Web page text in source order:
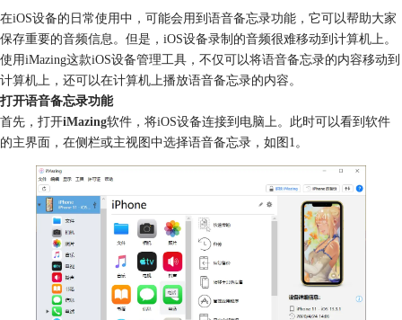
在iOS设备的日常使用中，可能会用到语音备忘录功能，它可以帮助大家
保存重要的音频信息。但是，iOS设备录制的音频很难移动到计算机上。
使用iMazing这款iOS设备管理工具，不仅可以将语音备忘录的内容移动到
计算机上，还可以在计算机上播放语音备忘录的内容。
打开语音备忘录功能
首先，打开iMazing软件，将iOS设备连接到电脑上。此时可以看到软件
的主界面，在侧栏或主视图中选择语音备忘录，如图1。